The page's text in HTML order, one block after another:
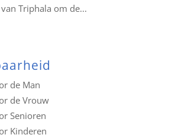
Triphala om de...
de Man
de Vrouw
Senioren
Kinderen